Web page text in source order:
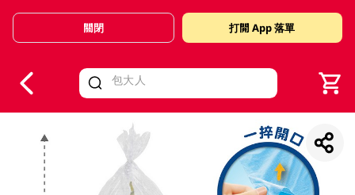
Valid Until 30 June 2026
關閉 打開 App 落單